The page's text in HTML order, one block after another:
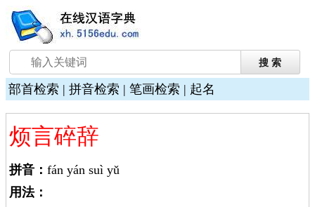
部首检索 | 拼音检索 | 笔画检索 | 起名
烦言碎辞
拼音： fán yán suì yǔ
用法：